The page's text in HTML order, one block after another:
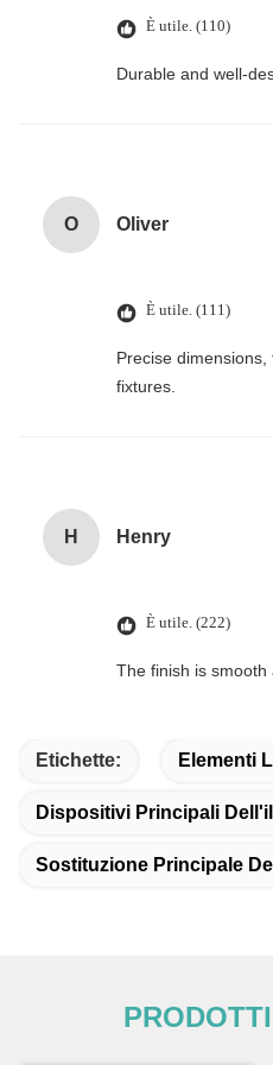
È utile. (110)
Durable and well-
O Oliver
È utile. (111)
Precise
fixtures.
H Henry
È utile. (222)
The finish is smooth
Etichette: Elementi
Dispositivi Principali
Sostituzione Principale